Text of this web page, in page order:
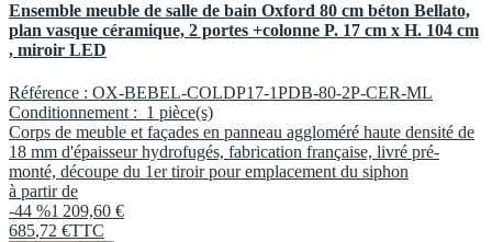
Ensemble meuble de salle de bain Oxford 80 cm béton Bellato,
plan vasque céramique, 2 portes +colonne P. 17 cm x H. 104 cm
, miroir LED
Référence : OX-BEBEL-COLDP17-1PDB-80-2P-CER-ML
Conditionnement : 1 pièce(s)
Corps de meuble et façades en panneau aggloméré haute densité de
18 mm d'épaisseur hydrofugés, fabrication française, livré pré-
monté, découpe du 1er tiroir pour emplacement du siphon
à partir de
-44 %1 209,60 €
685,72 €TTC